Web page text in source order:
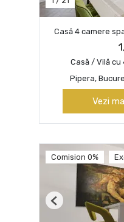
Casă 4 camere
Casă / Vilă
Pipera,
Vezi
Comision 0%
Previous